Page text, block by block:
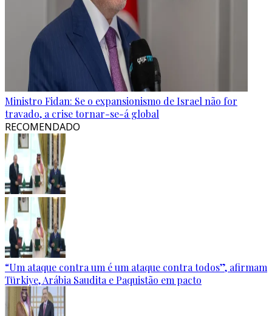
Ministro Fidan: Se o expansionismo de Israel não for
travado, a crise tornar-se-á global
RECOMENDADO
“Um ataque contra um é um ataque contra todos”, afirmam
Türkiye, Arábia Saudita e Paquistão em pacto